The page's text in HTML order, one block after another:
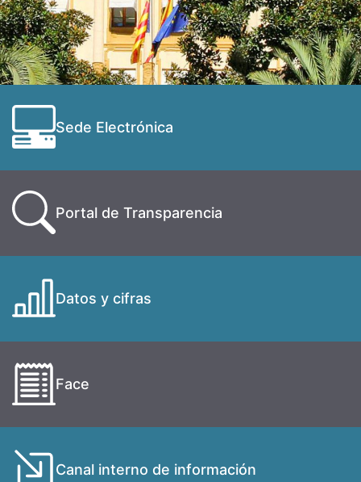
Sede Electrónica
Portal de Transparencia
Datos y cifras
Face
Canal interno de información